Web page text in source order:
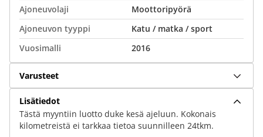
Ajoneuvolaji
Moottoripyörä
Ajoneuvon tyyppi
Katu / matka / sport
Vuosimalli
2016
Varusteet
Lisätiedot
Tästä myyntiin luotto duke kesä ajeluun. Kokonais
kilometreistä ei tarkkaa tietoa suunnilleen 24tkm.